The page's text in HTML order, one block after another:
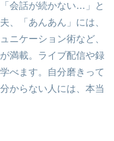
会話が続かない…」と
、「あんあん」には、
ニケーション術など、
満載。ライブ配信や録
べます。自分磨きって
からない人には、本当